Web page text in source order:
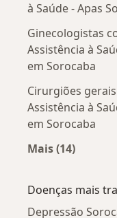
à Saúde - Apas
Ginecologistas
Assistência à
em Sorocaba
Cirurgiões
Assistência à
em Sorocaba
Mais (14)
Doenças mais
Depressão